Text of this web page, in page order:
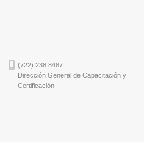
(722) 238 8487
Dirección General de Capacitación y
Certificación